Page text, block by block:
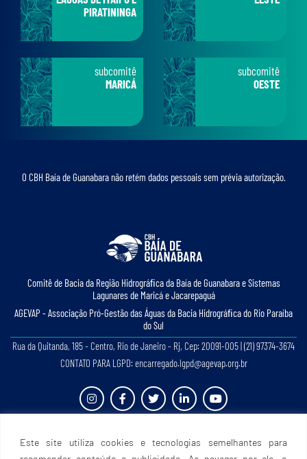
Este site utiliza cookies e tecnologias semelhantes para
PIRATININGA
subcomitê
MARICÁ
subcomitê
OESTE
O CBH Baía de Guanabara não retém dados pessoais sem prévia autorização.
Comitê de Bacia da Região Hidrográﬁca da Baía de Guanabara e Sistemas
Lagunares de Maricá e Jacarepaguá
AGEVAP - Associação Pró-Gestão das Águas da Bacia Hidrográﬁca do Rio Paraíba
do Sul
Rua da Quitanda, 185 - Centro, Rio de Janeiro - Rj, Cep: 20091-005 | (21) 97374-3674
CONTATO PARA LGPD: encarregado.lgpd@agevap.org.br